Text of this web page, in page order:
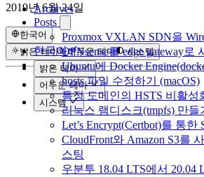
Archives
Posts
Proxmox VXLAN SDN을
OPNsense를 edge gateway로
Ubuntu에 Docker
hosts 파일 수정하기 (macOS)
특정 도메인의 HSTS 비활성
리눅스 램디스크(tmpfs) 만들
Let’s Encrypt(Certbot)를 통
CloudFront와 Amazon S3를
스팅
우분투 18.04 LTS에서 20.04
2019년 6월 24일
한국어
한국어
English
밝은 테마 어두운 테마
시스템
밝은 테마
어두운 테마
시스템